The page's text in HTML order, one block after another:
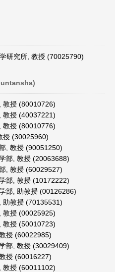
研究所, 教授 (70025790)
教授 (80010726)
教授 (40037221)
教授 (80010776)
授 (30025960)
, 教授 (90051250)
部, 教授 (20063688)
, 教授 (60029527)
部, 教授 (10172222)
部, 助教授 (00126286)
助教授 (70135531)
教授 (00025925)
教授 (50010723)
授 (60022985)
部, 教授 (30029409)
授 (60016227)
教授 (60011102)